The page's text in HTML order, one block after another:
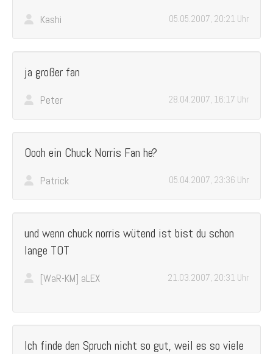
Kashi 05.05.2007, 20:21 Uhr
ja großer fan
Peter 28.04.2007, 16:17 Uhr
Oooh ein Chuck Norris Fan he?
Patrick 05.04.2007, 23:36 Uhr
und wenn chuck norris wütend ist bist du schon
lange TOT
[WaR-KM] aLEX 21.03.2007, 20:31 Uhr
Ich finde den Spruch nicht so gut, weil es so viele